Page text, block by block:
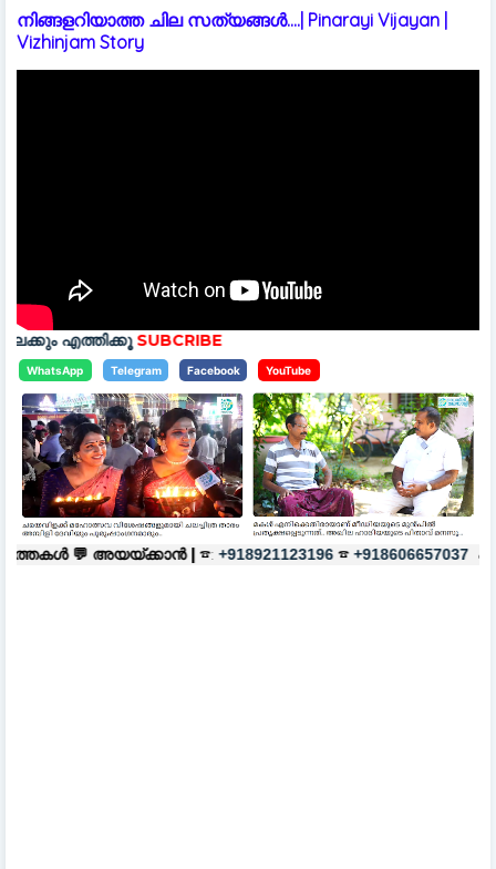
നിങ്ങളറിയാത്ത ചില സത്യങ്ങൾ....| Pinarayi Vijayan |
Vizhinjam Story
SUBCRIBE
WhatsApp Telegram Facebook YouTube
| ☎: +918921123196 ☎ +918606657037 പരസ്യങ്ങൾക്ക് |